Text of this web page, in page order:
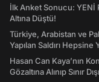
İlk Anket Sonucu: YENİ
Altına Düştü!
Türkiye, Arabistan ve
Yapılan Saldırı Hepsine
Hasan Can Kaya’nın
Gözaltına Alınıp Sınır